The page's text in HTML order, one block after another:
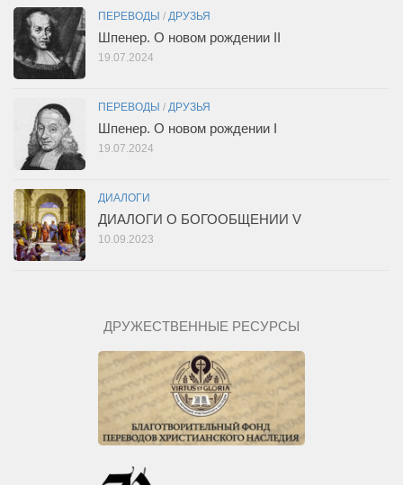
ПЕРЕВОДЫ / ДРУЗЬЯ
Шпенер. О новом рождении II
19.07.2024
ПЕРЕВОДЫ / ДРУЗЬЯ
Шпенер. О новом рождении I
19.07.2024
ДИАЛОГИ
ДИАЛОГИ О БОГООБЩЕНИИ V
10.09.2023
ДРУЖЕСТВЕННЫЕ РЕСУРСЫ